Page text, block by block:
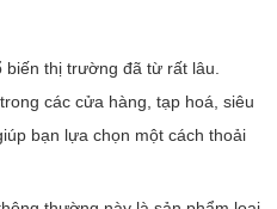
thị trường đã từ rất lâu.
các cửa hàng, tạp hoá, siêu
bạn lựa chọn một cách thoải